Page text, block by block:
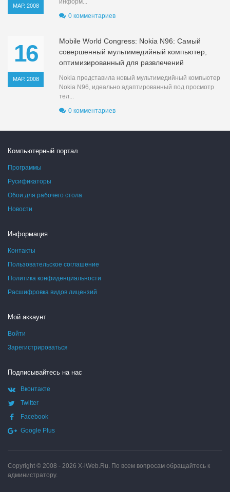
МАР. 2008
информ...
0 комментариев
16
МАР. 2008
Mobile World Congress: Nokia N96: Самый
совершенный мультимедийный компьютер,
оптимизированный для развлечений
Nokia представила новый мультимедийный компьютер
Nokia N96, идеально адаптированный под просмотр
тел...
0 комментариев
Компьютерный портал
Программы
Русификаторы
Обои для рабочего стола
Новости
Информация
Контакты
Пользовательское соглашение
Политика конфиденциальности
Расшифровка видов лицензий
Мой аккаунт
Войти
Зарегистрироваться
Подписывайтесь на нас
Вконтакте
Twitter
Facebook
Google Plus
Copyright © 2008 - 2026 X-iWeb.Ru. По всем вопросам обращайтесь к
администратору.